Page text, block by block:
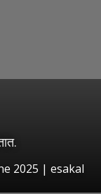
2025 | esakal